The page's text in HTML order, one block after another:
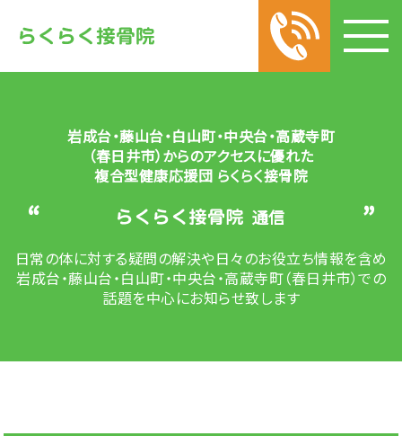
岩成台・藤山台・白山町・中央台・高蔵寺町
（春日井市）からのアクセスに優れた
複合型健康応援団 らくらく接骨院
“ 通信 ”
日常の体に対する疑問の解決や日々のお役立ち情報を含め
岩成台・藤山台・白山町・中央台・高蔵寺町（春日井市）での
話題を中心にお知らせ致します